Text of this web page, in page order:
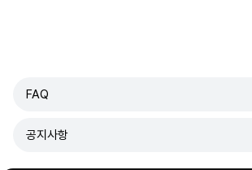
FAQ
공지사항